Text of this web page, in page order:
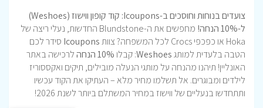
צועדים בנוחות וחוסכים ב-Icoupons: קוד קופון ווישוז (Weshoes)
ל-10% הנחה!
מחפשים את ה-Blundstone החדשות, נעלי ריצה של
Hoka או כפכפי Crocs לכל המשפחה? צוות
Icoupons סידר לכם
הטבה בלעדית למותגWeshoes: קבלו 10% הנחה
לרכישה באתר
האונליין! תיהנו מהנחה על מותגי הנעלה מובילים, תיקים ואקססוריז
לילדים ומבוגרים. אל תשלמו מחיר מלא – העתיקו את הקוד עכשיו
ותתחדשו בנעליים של ווישוז במחיר המשתלם ביותר לשנת 2026!